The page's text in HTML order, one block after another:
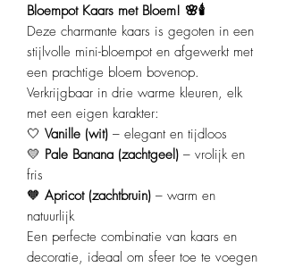
Bloempot Kaars met Bloem! 🌸🕯️
Deze charmante kaars is gegoten in een
stijlvolle mini-bloempot en afgewerkt met
een prachtige bloem bovenop.
Verkrijgbaar in drie warme kleuren, elk
met een eigen karakter:
🤍 Vanille (wit) – elegant en tijdloos
💛 Pale Banana (zachtgeel) – vrolijk en
fris
🧡 Apricot (zachtbruin) – warm en
natuurlijk
Een perfecte combinatie van kaars en
decoratie, ideaal om sfeer toe te voegen